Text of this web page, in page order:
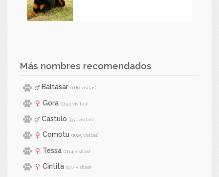
Más nombres recomendados
Baltasar (1116 visitas)
Gora (1154 visitas)
Castulo (951 visitas)
Comotu (1025 visitas)
Tessa (1114 visitas)
Cintita (977 visitas)